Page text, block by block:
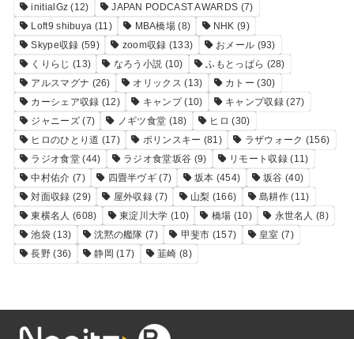
initialGz (12) JAPAN PODCAST AWARDS (7)
Loft9 shibuya (11) MBA橋場 (8) NHK (9)
Skype収録 (59) zoom収録 (133) おメール (93)
くりらじ (13) なろう小説 (10) ふもとっぱら (28)
アルスマグナ (26) オリックス (13) カトー (30)
カーシェア収録 (12) キャンプ(10) キャンプ収録(27)
ジャニーズ(7) ノギツ食堂 (18) ヒロ (30)
ヒロのひとり道 (17) ポリンスキー (81) ラザウォーク (156)
ラジオ食堂(44) ラジオ食堂坂谷 (9) リモート収録(11)
中村佑介 (7) 四畳半ヴギ (7) 坂本 (454) 坂谷 (40)
対面収録 (29) 屋外収録 (7) 山梨 (166) 島耕作(11)
東横名人 (608) 東淀川大学 (10) 橋場 (10) 永世名人 (8)
池袋 (13) 沈黙の艦隊 (7) 甲斐市 (157) 皇室 (7)
長野 (36) 静岡 (17) 韮崎 (8)